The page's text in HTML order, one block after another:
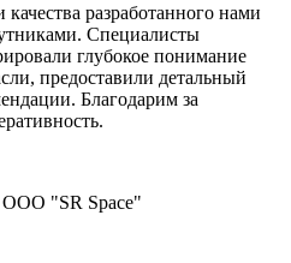
разработанного нами
Специалисты
глубокое понимание
предоставили детальный
Благодарим за
ООО "SR Space"